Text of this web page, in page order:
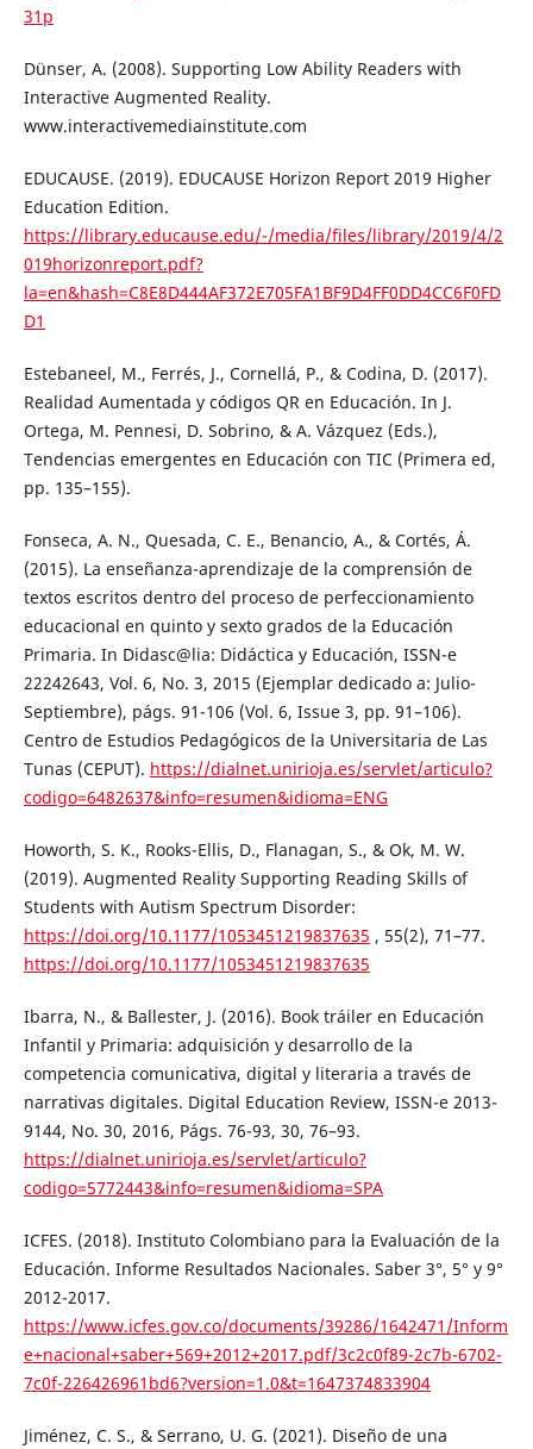
31p
Dünser, A. (2008). Supporting Low Ability Readers with
Interactive Augmented Reality.
www.interactivemediainstitute.com
EDUCAUSE. (2019). EDUCAUSE Horizon Report 2019 Higher
Education Edition.
https://library.educause.edu/-/media/files/library/2019/4/2
019horizonreport.pdf?
la=en&hash=C8E8D444AF372E705FA1BF9D4FF0DD4CC6F0FD
D1
Estebaneel, M., Ferrés, J., Cornellá, P., & Codina, D. (2017).
Realidad Aumentada y códigos QR en Educación. In J.
Ortega, M. Pennesi, D. Sobrino, & A. Vázquez (Eds.),
Tendencias emergentes en Educación con TIC (Primera ed,
pp. 135–155).
Fonseca, A. N., Quesada, C. E., Benancio, A., & Cortés, Á.
(2015). La enseñanza-aprendizaje de la comprensión de
textos escritos dentro del proceso de perfeccionamiento
educacional en quinto y sexto grados de la Educación
Primaria. In Didasc@lia: Didáctica y Educación, ISSN-e
22242643, Vol. 6, No. 3, 2015 (Ejemplar dedicado a: Julio-
Septiembre), págs. 91-106 (Vol. 6, Issue 3, pp. 91–106).
Centro de Estudios Pedagógicos de la Universitaria de Las
Tunas (CEPUT). https://dialnet.unirioja.es/servlet/articulo?
codigo=6482637&info=resumen&idioma=ENG
Howorth, S. K., Rooks-Ellis, D., Flanagan, S., & Ok, M. W.
(2019). Augmented Reality Supporting Reading Skills of
Students with Autism Spectrum Disorder:
https://doi.org/10.1177/1053451219837635 , 55(2), 71–77.
https://doi.org/10.1177/1053451219837635
Ibarra, N., & Ballester, J. (2016). Book tráiler en Educación
Infantil y Primaria: adquisición y desarrollo de la
competencia comunicativa, digital y literaria a través de
narrativas digitales. Digital Education Review, ISSN-e 2013-
9144, No. 30, 2016, Págs. 76-93, 30, 76–93.
https://dialnet.unirioja.es/servlet/articulo?
codigo=5772443&info=resumen&idioma=SPA
ICFES. (2018). Instituto Colombiano para la Evaluación de la
Educación. Informe Resultados Nacionales. Saber 3°, 5° y 9°
2012-2017.
https://www.icfes.gov.co/documents/39286/1642471/Inform
e+nacional+saber+569+2012+2017.pdf/3c2c0f89-2c7b-6702-
7c0f-226426961bd6?version=1.0&t=1647374833904
Jiménez, C. S., & Serrano, U. G. (2021). Diseño de una